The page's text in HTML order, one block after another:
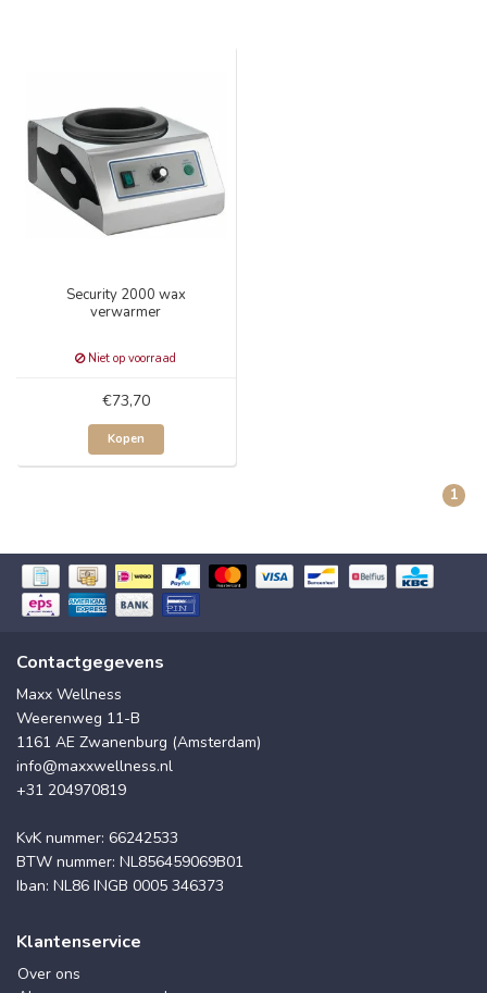
Security 2000 wax
verwarmer
Niet op voorraad
€73,70
Kopen
1
Contactgegevens
Maxx Wellness
Weerenweg 11-B
1161 AE Zwanenburg (Amsterdam)
info@maxxwellness.nl
+31 204970819
KvK nummer: 66242533
BTW nummer: NL856459069B01
Iban: NL86 INGB 0005 346373
Klantenservice
Over ons